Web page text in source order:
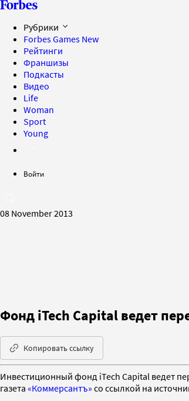
Рубрики
Forbes Games New
Рейтинги
Франшизы
Подкасты
Видео
Life
Woman
Sport
Young
Войти
08 November 2013
Фонд iTech Capital ведет
Копировать ссылку
Инвестиционный фонд iTech Capital ведет
газета «Коммерсантъ» со ссылкой на